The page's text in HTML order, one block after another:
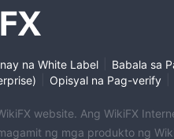
na White Label Babala sa
Opisyal na Pag-verify
website. Ang WikiFX
ng mga produkto ng